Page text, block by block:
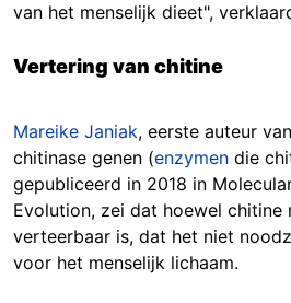
van het menselijk dieet",
Vertering van chitine
Mareike Janiak, eerste auteur
chitinase genen (enzymen die
gepubliceerd in 2018 in
Evolution, zei dat hoewel chitine
verteerbaar is, dat het niet
voor het menselijk lichaam.